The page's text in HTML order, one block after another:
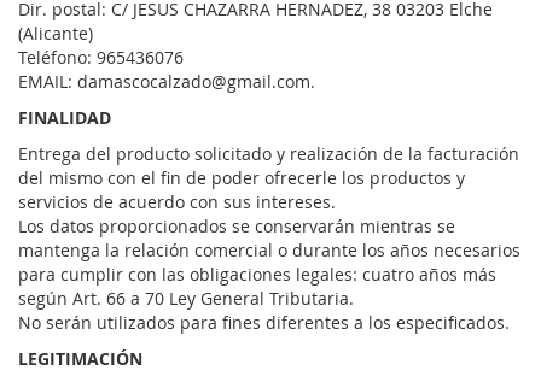
Dir. postal: C/ JESUS CHAZARRA HERNADEZ, 38 03203 Elche
(Alicante)
Teléfono: 965436076
EMAIL: damascocalzado@gmail.com.
FINALIDAD
Entrega del producto solicitado y realización de la facturación
del mismo con el fin de poder ofrecerle los productos y
servicios de acuerdo con sus intereses.
Los datos proporcionados se conservarán mientras se
mantenga la relación comercial o durante los años necesarios
para cumplir con las obligaciones legales: cuatro años más
según Art. 66 a 70 Ley General Tributaria.
No serán utilizados para fines diferentes a los especificados.
LEGITIMACIÓN